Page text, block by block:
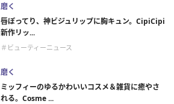
磨く
唇ぽってり、神ビジュリップに胸キュン。CipiCipi
新作リッ...
＃ビューティーニュース
磨く
ミッフィーのゆるかわいいコスメ＆雑貨に癒やさ
れる。Cosme ...